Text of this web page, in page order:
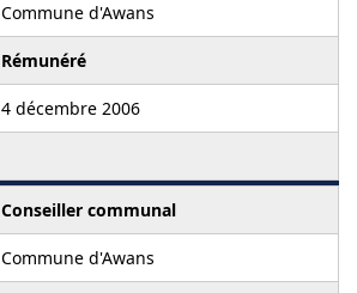
Commune d'Awans
Rémunéré
4 décembre 2006
Conseiller communal
Commune d'Awans